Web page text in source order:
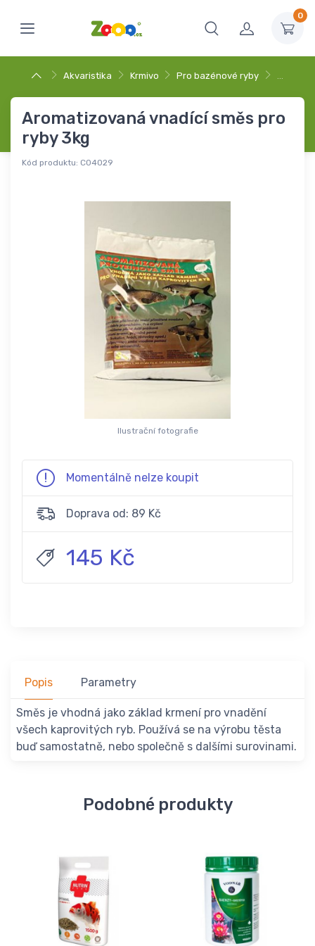
0
Akvaristika Krmivo Pro bazénové ryby …
Aromatizovaná vnadící směs pro
ryby 3kg
Kód produktu: C04029
Ilustrační fotografie
Momentálně nelze koupit
Doprava od: 89 Kč
145 Kč
Popis Parametry
Směs je vhodná jako základ krmení pro vnadění
všech kaprovitých ryb. Používá se na výrobu těsta
buď samostatně, nebo společně s dalšími surovinami.
Podobné produkty